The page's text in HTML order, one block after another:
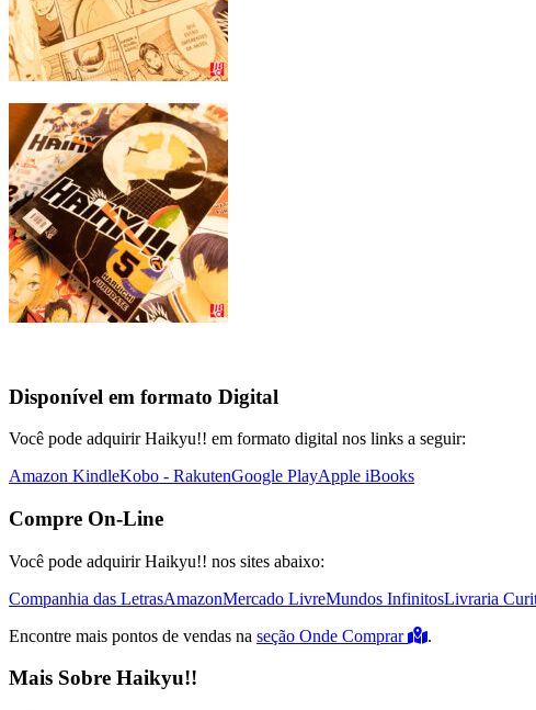
Disponível em formato Digital
Você pode adquirir Haikyu!! em formato digital nos links a seguir:
Amazon KindleKobo - RakutenGoogle PlayApple iBooks
Compre On-Line
Você pode adquirir Haikyu!! nos sites abaixo:
Companhia das LetrasAmazonMercado LivreMundos InfinitosLivraria
Encontre mais pontos de vendas na seção Onde Comprar .
Mais Sobre Haikyu!!